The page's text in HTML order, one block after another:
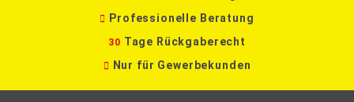
Professionelle Beratung
30 Tage Rückgaberecht
Nur für Gewerbekunden